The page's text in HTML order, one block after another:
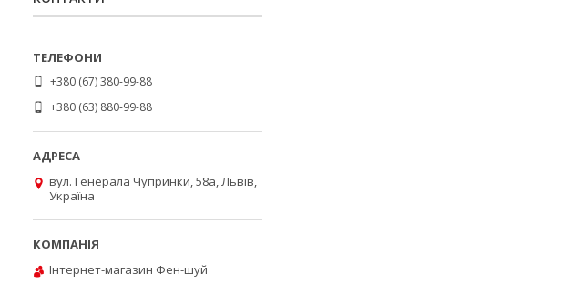
+380 (67) 380-99-88
+380 (63) 880-99-88
вул. Генерала Чупринки, 58а, Львів,
Україна
Інтернет-магазин Фен-шуй